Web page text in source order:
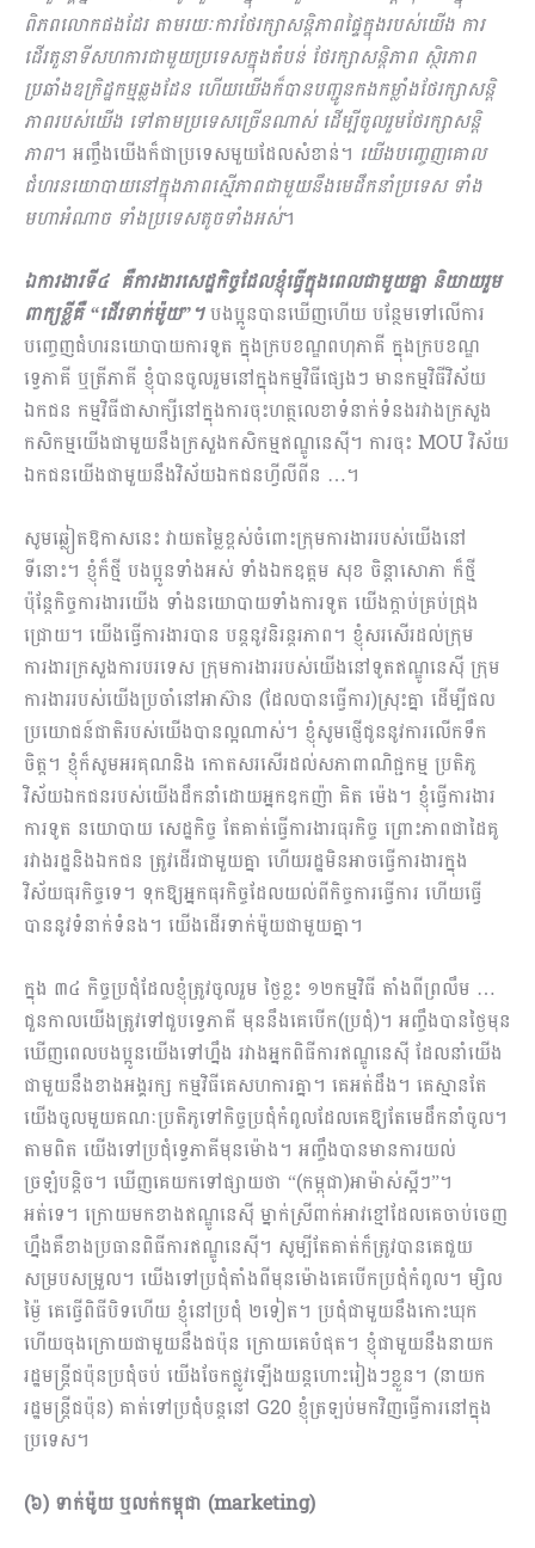
ពិភពលោកផងដែរ តាមរយៈការថែរក្សាសន្ដិភាពផ្ទៃក្នុងរបស់យើង ការ
ដើរតួនាទីសហការជាមួយប្រទេសក្នុងតំបន់ ថែរក្សាសន្ដិភាព ស្ថិរភាព
ប្រឆាំងឧក្រិដ្ឋកម្មឆ្លងដែន​ ហើយយើងក៏បានបញ្ជូនកងកម្លាំងថែរក្សាសន្ដិ
ភាពរបស់យើង ទៅតាមប្រទេសច្រើនណាស់ ដើម្បីចូលរួមថែរក្សាសន្ដិ
ភាព។ អញ្ចឹងយើងក៏ជាប្រទេសមួយដែលសំខាន់។ យើងបញ្ចេញគោល
ជំហរនយោបាយនៅក្នុងភាពស្មើភាពជាមួយនឹងមេដឹកនាំប្រទេស ទាំង
មហាអំណាច ទាំងប្រទេសតូចទាំងអស់។
ឯការងារទី៤ គឺការងារសេដ្ឋកិច្ចដែលខ្ញុំធ្វើក្នុងពេលជាមួយគ្នា និយាយរួម
ពាក្យខ្លីគឺ “ដើរទាក់ម៉ូយ”។បងប្អូនបានឃើញហើយ បន្ថែមទៅលើការ
បញ្ចេញជំហរនយោបាយការទូត ក្នុងក្របខណ្ឌពហុភាគី ក្នុងក្របខណ្ឌ
ទ្វេភាគី ឬត្រីភាគី ខ្ញុំបានចូលរួមនៅក្នុងកម្មវិធីផ្សេងៗ មានកម្មវិធីវិស័យ
ឯកជន កម្មវិធីជាសាក្សីនៅក្នុងការចុះហត្ថលេខាទំនាក់ទំនងរវាងក្រសួង
កសិកម្មយើងជាមួយនឹងក្រសួងកសិកម្មឥណ្ឌូនេស៊ី។ ការចុះ MOU វិស័យ
ឯកជនយើងជាមួយនឹងវិស័យឯកជនហ្វីលីពីន …។
សូមឆ្លៀតឱកាសនេះ វាយតម្លៃខ្ពស់ចំពោះក្រុមការងាររបស់យើងនៅ
ទីនោះ។ ខ្ញុំក៏ថ្មី បងប្អូនទាំងអស់ ទាំងឯកឧត្តម សុខ ចិន្ដាសោភា ក៏ថ្មី
ប៉ុន្តែកិច្ចការងារយើង ទាំងនយោបាយទាំងការទូត យើងក្ដាប់គ្រប់ជ្រុង
ជ្រោយ។ យើងធ្វើការងារបាន បន្ដនូវនិរន្តរភាព។ ខ្ញុំសរសើរដល់ក្រុម
ការងារក្រសួងការបរទេស ក្រុមការ​ងាររបស់យើងនៅទូតឥណ្ឌូនេស៊ី ក្រុម
ការងាររបស់យើងប្រចាំនៅអាស៊ាន (ដែលបានធ្វើការ)ស្រុះគ្នា ដើម្បីផល
ប្រយោជន៍ជាតិរបស់យើងបានល្អណាស់។ ខ្ញុំសូមផ្ញើជូននូវការលើកទឹក
ចិត្ត។ ខ្ញុំក៏សូមអរគុណនិង កោតសរសើរដល់សភាពាណិជ្ជកម្ម ប្រតិភូ
វិស័យឯកជនរបស់យើងដឹកនាំដោយអ្នកឧកញ៉ា គិត ម៉េង។ ខ្ញុំធ្វើការងារ
ការទូត នយោបាយ សេដ្ឋកិច្ច តែគាត់ធ្វើការងារធុរកិច្ច ព្រោះភាពជាដៃគូ
រវាងរដ្ឋនិងឯកជន ត្រូវដើរជាមួយគ្នា ហើយរដ្ឋមិនអាចធ្វើការងារក្នុង
វិស័យធុរកិច្ចទេ។ ទុកឱ្យអ្នកធុរកិច្ចដែលយល់ពីកិច្ចការធ្វើការ ហើយធ្វើ
បាននូវទំនាក់ទំនង។ យើងដើរទាក់ម៉ូយជាមួយគ្នា។
ក្នុង ៣៤ កិច្ចប្រជុំដែលខ្ញុំត្រូវចូលរួម ថ្ងៃខ្លះ ១២កម្មវិធី តាំងពីព្រលឹម …
ជួនកាលយើងត្រូវទៅជួបទ្វេភាគី មុននឹងគេបើក(ប្រជុំ)។ អញ្ចឹងបានថ្ងៃមុន
ឃើញពេលបងប្អូនយើងទៅហ្នឹង រវាងអ្នកពិធីការឥណ្ឌូនេស៊ី ដែលនាំយើង
ជាមួយនឹងខាងអង្គរក្ស កម្មវិធីគេសហការ​គ្នា។ គេអត់ដឹង។ គេស្មានតែ
យើងចូលមួយគណៈប្រតិភូទៅកិច្ចប្រជុំកំពូលដែលគេឱ្យតែមេដឹកនាំចូល។
តាមពិត យើងទៅប្រជុំទ្វេភាគីមុនម៉ោង។ អញ្ចឹងបានមានការយល់
ច្រឡំបន្ដិច។ ឃើញគេយកទៅផ្សាយថា “(កម្ពុជា)អាម៉ាស់ស្អីៗ”។
អត់ទេ។ ក្រោយមកខាងឥណ្ឌូនេស៊ី ម្នាក់ស្រីពាក់អាវខ្មៅដែលគេចាប់ចេញ
ហ្នឹងគឺខាងប្រធានពិធីការឥណ្ឌូនេស៊ី។ សូម្បីតែគាត់ក៏ត្រូវបានគេជួយ
សម្របសម្រួល។ យើងទៅប្រជុំតាំងពីមុនម៉ោងគេបើកប្រជុំកំពូល។ ម្សិល
ម្ង៉ៃ គេធ្វើពិធីបិទហើយ ខ្ញុំនៅប្រជុំ ២ទៀត។ ប្រជុំជាមួយនឹងកោះឃុក
ហើយចុងក្រោយជាមួយនឹងជប៉ុន ក្រោយគេបំផុត។ ខ្ញុំជាមួយនឹងនាយក
រដ្ឋមន្រ្តីជប៉ុនប្រជុំចប់ យើងចែកផ្លូវឡើងយន្តហោះរៀងៗខ្លួន។ (នាយក
រដ្ឋមន្រ្តីជប៉ុន) គាត់ទៅប្រជុំបន្ដនៅ G20 ខ្ញុំត្រឡប់មកវិញធ្វើការនៅក្នុង
ប្រទេស​។
(៦) ទាក់ម៉ូយ ឬលក់កម្ពុជា (marketing)